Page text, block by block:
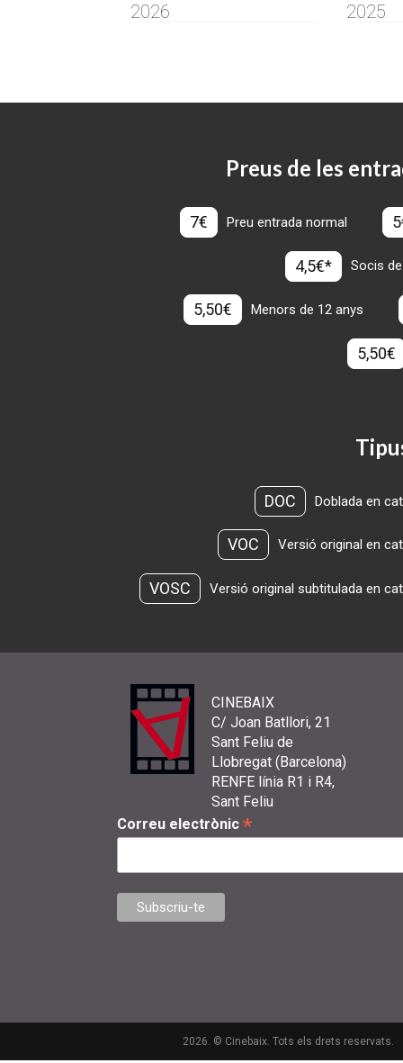
2026 2025
Preus de les
7€ Preu entrada normal
4,5€* Socis
5,50€ Menors de 12 anys
5,50€
DOC Doblada en
VOC Versió original en
VOSC Versió original subtitulada en
CINEBAIX
C/ Joan Batllori, 21
Sant Feliu de
Llobregat (Barcelona)
RENFE línia R1 i R4,
Sant Feliu
Correu electrònic *
2026. © Cinebaix. Tots els drets reservats.